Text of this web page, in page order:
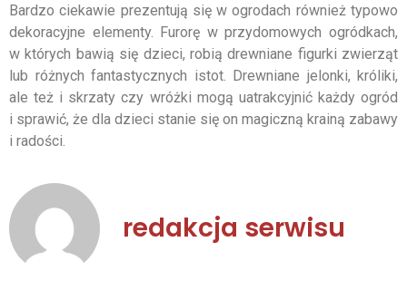
Bardzo ciekawie prezentują się w ogrodach również typowo
dekoracyjne elementy. Furorę w przydomowych ogródkach,
w których bawią się dzieci, robią drewniane figurki zwierząt
lub różnych fantastycznych istot. Drewniane jelonki, króliki,
ale też i skrzaty czy wróżki mogą uatrakcyjnić każdy ogród
i sprawić, że dla dzieci stanie się on magiczną krainą zabawy
i radości.
redakcja serwisu